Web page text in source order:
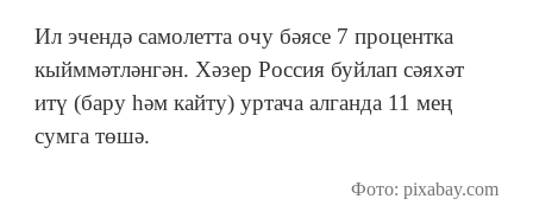
Ил эчендә самолетта очу бәясе 7 процентка
кыйммәтләнгән. Хәзер Россия буйлап сәяхәт
итү (бару һәм кайту) уртача алганда 11 мең
сумга төшә.
Фото: pixabay.com